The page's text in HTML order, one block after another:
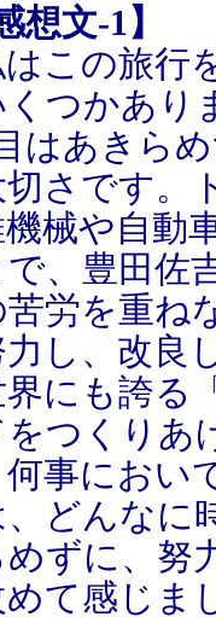
想文-1】
この旅行
くつかあり
はあきら
さです。
械や自動
で、豊田佐
苦労を重ね
力し、改良
界にも誇る
をつくりあ
何事におい
、どんなに
めずに、努
めて感じま